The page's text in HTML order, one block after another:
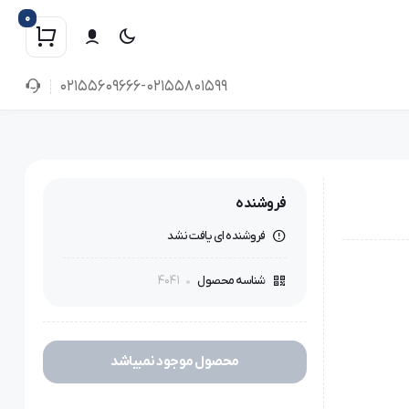
0
02155609666-02155801599
فروشنده
فروشنده ای یافت نشد
شناسه محصول 4041
محصول موجود نمیباشد